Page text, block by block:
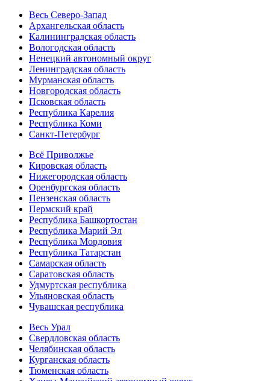
Весь Северо-Запад
Архангельская область
Калининградская область
Вологодская область
Ненецкий автономный округ
Ленинградская область
Мурманская область
Новгородская область
Псковская область
Республика Карелия
Республика Коми
Санкт-Петербург
Всё Приволжье
Кировская область
Нижегородская область
Оренбургская область
Пензенская область
Пермский край
Республика Башкортостан
Республика Марий Эл
Республика Мордовия
Республика Татарстан
Самарская область
Саратовская область
Удмуртская республика
Ульяновская область
Чувашская республика
Весь Урал
Свердловская область
Челябинская область
Курганская область
Тюменская область